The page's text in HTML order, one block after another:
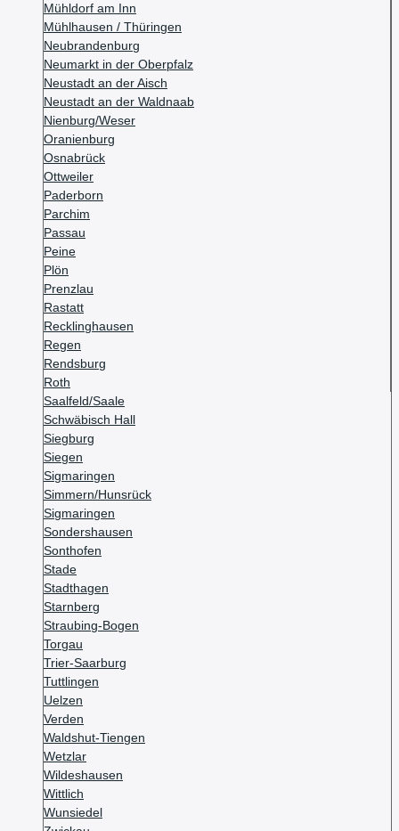
Mühldorf am Inn
Mühlhausen / Thüringen
Neubrandenburg
Neumarkt in der Oberpfalz
Neustadt an der Aisch
Neustadt an der Waldnaab
Nienburg/Weser
Oranienburg
Osnabrück
Ottweiler
Paderborn
Parchim
Passau
Peine
Plön
Prenzlau
Rastatt
Recklinghausen
Regen
Rendsburg
Roth
Saalfeld/Saale
Schwäbisch Hall
Siegburg
Siegen
Sigmaringen
Simmern/Hunsrück
Sigmaringen
Sondershausen
Sonthofen
Stade
Stadthagen
Starnberg
Straubing-Bogen
Torgau
Trier-Saarburg
Tuttlingen
Uelzen
Verden
Waldshut-Tiengen
Wetzlar
Wildeshausen
Wittlich
Wunsiedel